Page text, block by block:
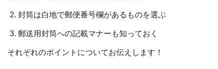
封筒は白地で郵便番号欄があるものを選ぶ
郵送用封筒への記載マナーも知っておく
それぞれのポイントについてお伝えします！